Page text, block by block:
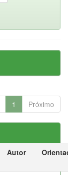
1 Próximo
Autor